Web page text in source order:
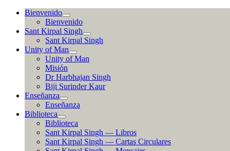
contenido
Bienvenido
Bienvenido
Sant Kirpal Singh
Sant Kirpal Singh
Unity of Man
Unity of Man
Misión
Dr Harbhajan Singh
Biji Surinder Kaur
Enseñanza
Enseñanza
Biblioteca
Biblioteca
Sant Kirpal Singh — Libros
Sant Kirpal Singh — Cartas Circulares